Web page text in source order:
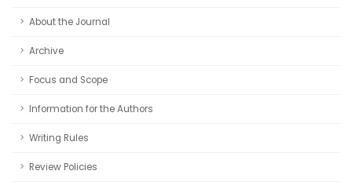
About the Journal
Archive
Focus and Scope
Information for the Authors
Writing Rules
Review Policies